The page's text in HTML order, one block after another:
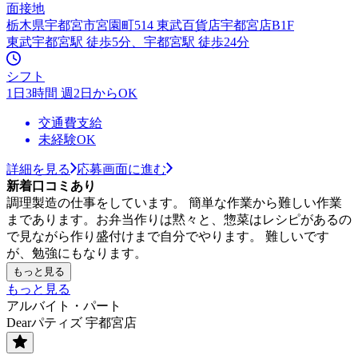
面接地
栃木県宇都宮市宮園町514 東武百貨店宇都宮店B1F
東武宇都宮駅 徒歩5分、宇都宮駅 徒歩24分
シフト
1日3時間 週2日からOK
交通費支給
未経験OK
詳細を見る
応募画面に進む
新着口コミあり
調理製造の仕事をしています。 簡単な作業から難しい作業
まであります。お弁当作りは黙々と、惣菜はレシピがあるの
で見ながら作り盛付けまで自分でやります。 難しいです
が、勉強にもなります。
もっと見る
もっと見る
アルバイト・パート
Dearパティズ 宇都宮店